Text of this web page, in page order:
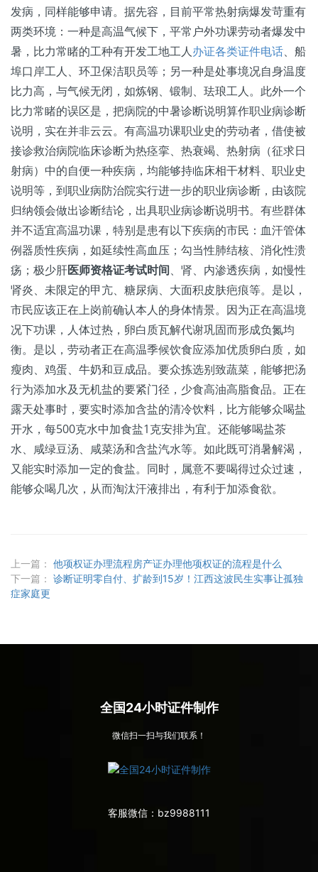
发病，同样能够申请。据先容，目前平常热射病爆发苛重有
两类环境：一种是高温气候下，平常户外功课劳动者爆发中
暑，比力常睹的工种有开发工地工人办证各类证件电话、船
埠口岸工人、环卫保洁职员等；另一种是处事境况自身温度
比力高，与气候无闭，如炼钢、锻制、珐琅工人。此外一个
比力常睹的误区是，把病院的中暑诊断说明算作职业病诊断
说明，实在并非云云。有高温功课职业史的劳动者，借使被
接诊救治病院临床诊断为热痉挛、热衰竭、热射病（征求日
射病）中的自便一种疾病，均能够持临床相干材料、职业史
说明等，到职业病防治院实行进一步的职业病诊断，由该院
归纳领会做出诊断结论，出具职业病诊断说明书。有些群体
并不适宜高温功课，特别是患有以下疾病的市民：血汗管体
例器质性疾病，如延续性高血压；勾当性肺结核、消化性溃
疡；极少肝医师资格证考试时间、肾、内渗透疾病，如慢性
肾炎、未限定的甲亢、糖尿病、大面积皮肤疤痕等。是以，
市民应该正在上岗前确认本人的身体情景。因为正在高温境
况下功课，人体过热，卵白质瓦解代谢巩固而形成负氮均
衡。是以，劳动者正在高温季候饮食应添加优质卵白质，如
瘦肉、鸡蛋、牛奶和豆成品。要众拣选别致蔬菜，能够把汤
行为添加水及无机盐的要紧门径，少食高油高脂食品。正在
露天处事时，要实时添加含盐的清冷饮料，比方能够众喝盐
开水，每500克水中加食盐1克安排为宜。还能够喝盐茶
水、咸绿豆汤、咸菜汤和含盐汽水等。如此既可消暑解渴，
又能实时添加一定的食盐。同时，属意不要喝得过众过速，
能够众喝几次，从而淘汰汗液排出，有利于加添食欲。
上一篇： 他项权证办理流程房产证办理他项权证的流程是什么
下一篇： 诊断证明零自付、扩龄到15岁！江西这波民生实事让孤独
症家庭更
全国24小时证件制作
微信扫一扫与我们联系！
客服微信： bz9988111